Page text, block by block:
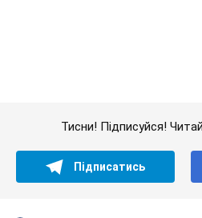
Тисни! Підписуйся!
Підписатись